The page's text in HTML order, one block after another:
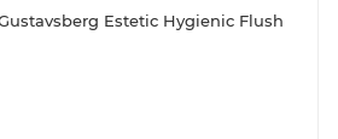
Estetic Hygienic Flush